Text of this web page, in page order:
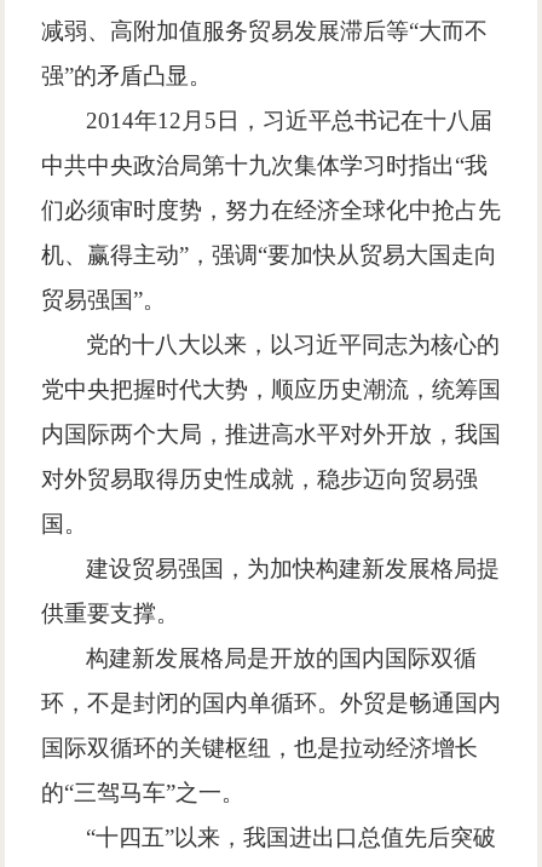
减弱、高附加值服务贸易发展滞后等“大而不
强”的矛盾凸显。
2014年12 月 5日，习近平总书记在十八届
中共中央政治局第十九次集体学习时指出“我
们必须审时度势，努力在经济全球化中抢占先
机、赢得主动”，强调“要加快从贸易大国走向
贸易强国”。
党的十八大以来，以习近平同志为核心的
党中央把握时代大势，顺应历史潮流，统筹国
内国际两个大局，推进高水平对外开放，我国
对外贸易取得历史性成就，稳步迈向贸易强
国。
建设贸易强国，为加快构建新发展格局提
供重要支撑。
构建新发展格局是开放的国内国际双循
环，不是封闭的国内单循环。外贸是畅通国内
国际双循环的关键枢纽，也是拉动经济增长
的“三驾马车”之一。
“十四五”以来，我国进出口总值先后突破